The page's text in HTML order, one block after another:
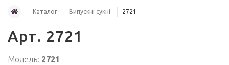
Каталог Випускні сукні 2721
Арт. 2721
Модель: 2721